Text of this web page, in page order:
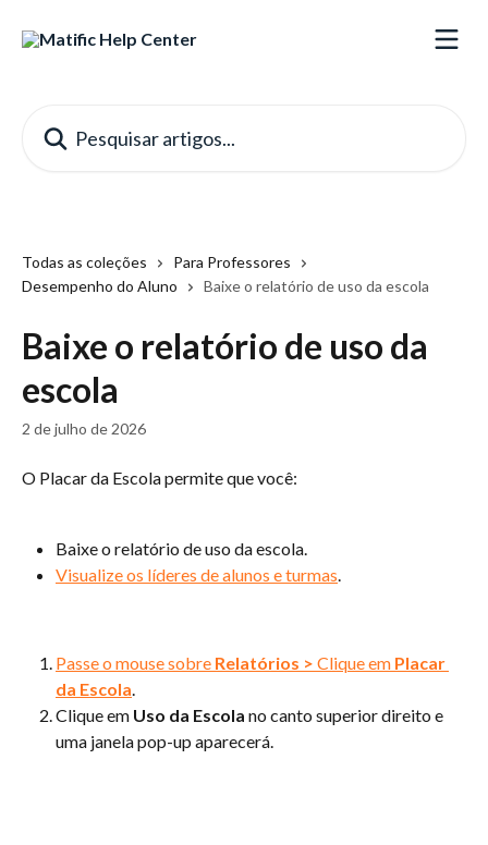
Todas as coleções
Para Professores
Desempenho do Aluno
Baixe o relatório de uso da escola
Baixe o relatório de uso da
escola
2 de julho de 2026
O Placar da Escola permite que você:
Baixe o relatório de uso da escola.
Visualize os líderes de alunos e turmas.
Passe o mouse sobre Relatórios > Clique em Placar
da Escola.
Clique em Uso da Escola no canto superior direito e
uma janela pop-up aparecerá.